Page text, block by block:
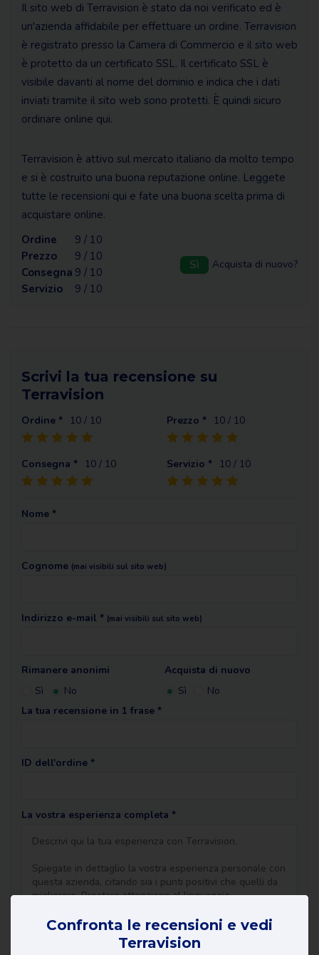
Il sito web di Terravision è stato da noi verificato ed è
un'azienda affidabile per effettuare un ordine. Terravision
è registrato presso la Camera di Commercio e il sito web
è protetto da un certificato SSL. Il certificato SSL è
visibile davanti al nome del dominio e indica che i dati
inviati tramite il sito web sono protetti. È quindi sicuro
ordinare online qui.
Terravision è attivo sul mercato italiano da molto tempo
e si è costruito una buona reputazione online. Leggete
tutte le recensioni qui e fate una buona scelta prima di
acquistare online.
Ordine
9 / 10
Prezzo
9 / 10
Consegna 9 / 10
Servizio
9 / 10
Sì Acquista di nuovo?
Scrivi la tua recensione su
Terravision
Ordine * 10 / 10 Prezzo * 10 / 10
Consegna * 10 / 10 Servizio * 10 / 10
Nome *
Cognome (mai visibili sul sito web)
Indirizzo e-mail * (mai visibili sul sito web)
Rimanere anonimi
Sì
No
Acquista di nuovo
Sì
No
La tua recensione in 1 frase *
ID dell'ordine *
La vostra esperienza completa *
Confronta le recensioni e vedi
Terravision